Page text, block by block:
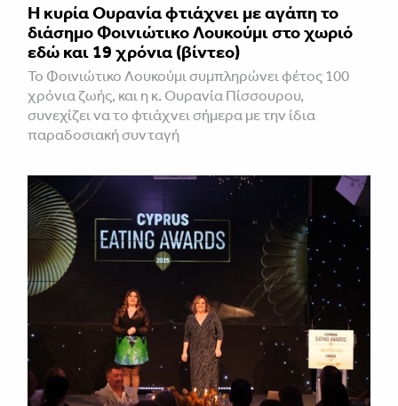
Η κυρία Ουρανία φτιάχνει με αγάπη το
διάσημο Φοινιώτικο Λουκούμι στο χωριό
εδώ και 19 χρόνια (βίντεο)
Το Φοινιώτικο Λουκούμι συμπληρώνει φέτος 100
χρόνια ζωής, και η κ. Ουρανία Πίσσουρου,
συνεχίζει να το φτιάχνει σήμερα με την ίδια
παραδοσιακή συνταγή